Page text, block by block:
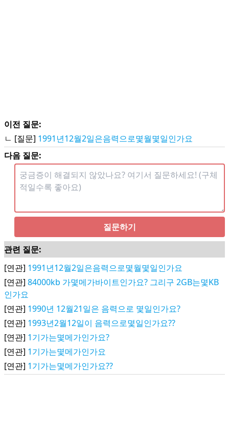
이전 질문:
ㄴ [질문] 1991년12월2일은음력으로몇월몇일인가요
다음 질문:
질문하기
관련 질문:
[연관] 1991년12월2일은음력으로몇월몇일인가요
[연관] 84000kb 가몇메가바이트인가요? 그리구 2GB는몇KB
인가요
[연관] 1990년 12월21일은 음력으로 몇일인가요?
[연관] 1993년2월12일이 음력으로몇일인가요??
[연관] 1기가는몇메가인가요?
[연관] 1기가는몇메가인가요
[연관] 1기가는몇메가인가요??